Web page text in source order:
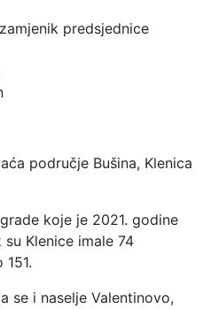
predsjednice
područje Bušina, Klenica
koje je 2021. godine
Klenice imale 74
se i naselje Valentinovo,